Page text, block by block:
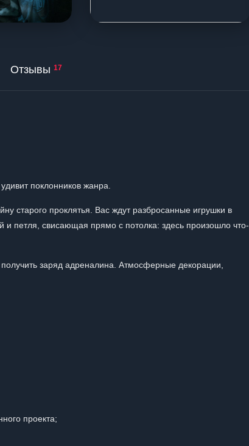
Отзывы 17
поклонников жанра.
старого проклятья. Вас ждут разбросанные игрушки в
петля, свисающая прямо с потолка: здесь произошло что-
заряд адреналина. Атмосферные декорации,
проекта;